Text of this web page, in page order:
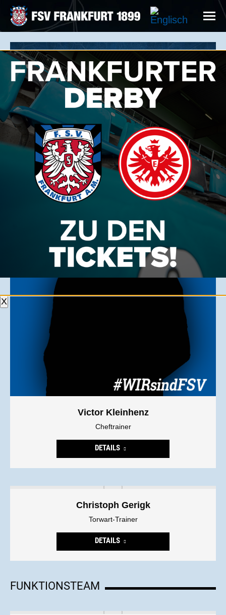
TRAINER
Victor Kleinhenz
Cheftrainer
DETAILS
Christoph Gerigk
Torwart-Trainer
DETAILS
FUNKTIONSTEAM
X